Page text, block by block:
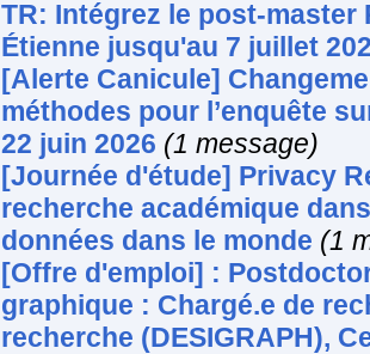
TR: Intégrez le post-master
Étienne jusqu'au 7 juillet
[Alerte Canicule]
méthodes pour l’enquête
22 juin 2026 (1 message)
[Journée d'étude] Privacy
recherche académique
données dans le monde (1
[Offre d'emploi] :
graphique : Chargé.e de
recherche (DESIGRAPH),